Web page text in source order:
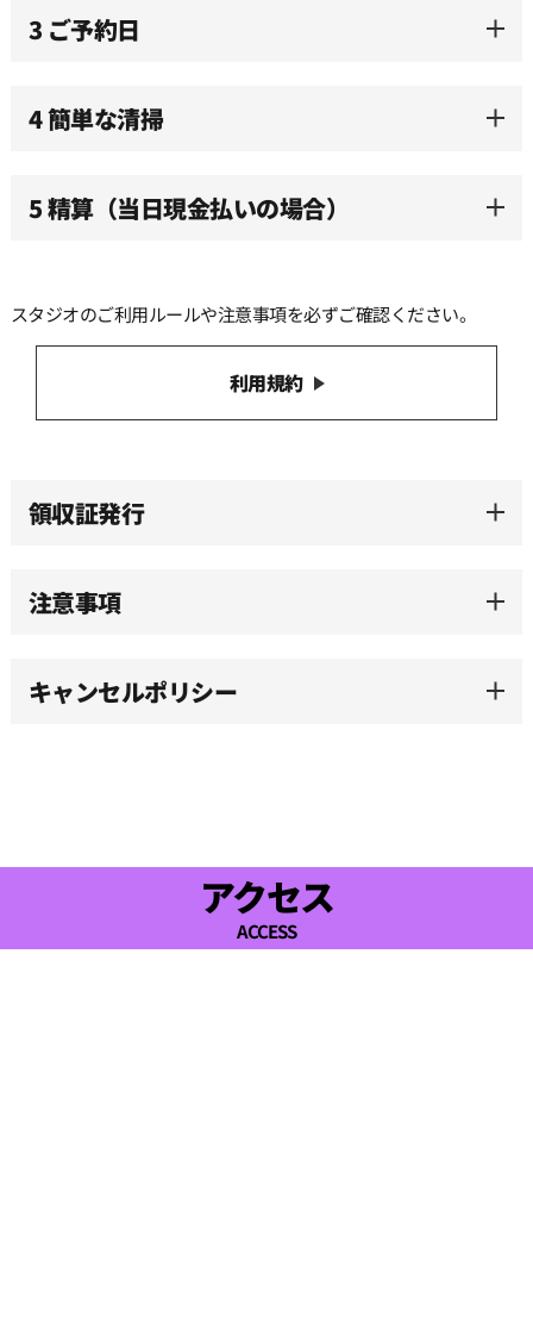
11:30
12:00
13:30
16:00
3 ご予約日
4 簡単な清掃
5 精算（当日現金払いの場合）
スタジオのご利用ルールや注意事項を必ずご確認ください。
利用規約
領収証発行
注意事項
キャンセルポリシー
アクセス
ACCESS